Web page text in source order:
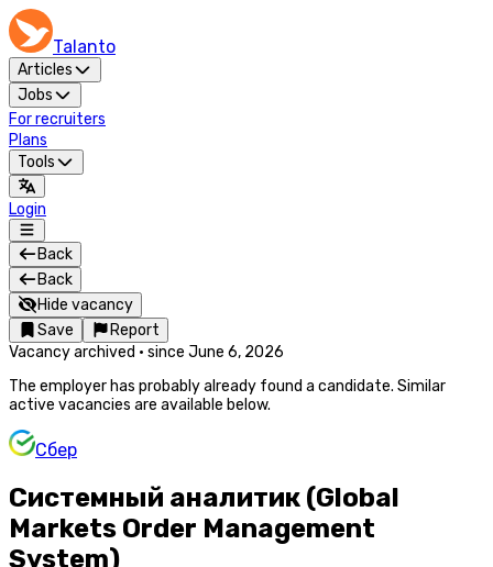
Talanto
Articles
Jobs
For recruiters
Plans
Tools
Login
Back
Back
Hide vacancy
Save
Report
Vacancy archived · since June 6, 2026
The employer has probably already found a candidate. Similar
active vacancies are available below.
Сбер
Системный аналитик (Global
Markets Order Management
System)